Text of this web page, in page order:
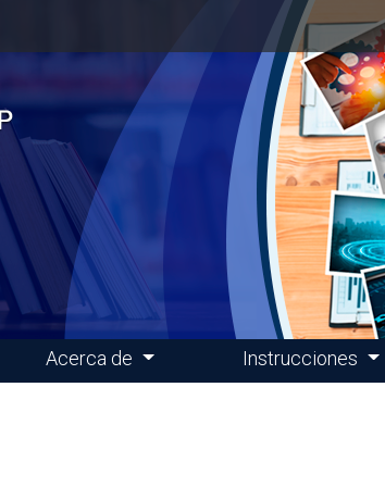
Acerca de Instrucciones